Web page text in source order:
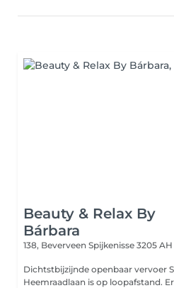
Beauty & Relax By
Bárbara
138, Beverveen Spijkenisse 3205 AH
Dichtstbijzijnde openbaar vervoer Spijkenisse, Metro
Heemraadlaan is op loopafstand. Er is gratis